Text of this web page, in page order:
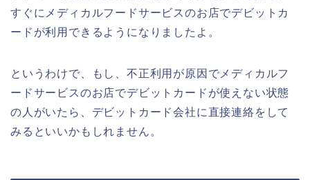
すぐにメディカルフードサービスのお店でデビットカ
ードが利用できるようになりましたよ。
というわけで、もし、不正利用が原因でメディカルフ
ードサービスのお店でデビットカードが使えない状態
の人がいたら、デビットカード会社に直接連絡をして
みるといいかもしれません。